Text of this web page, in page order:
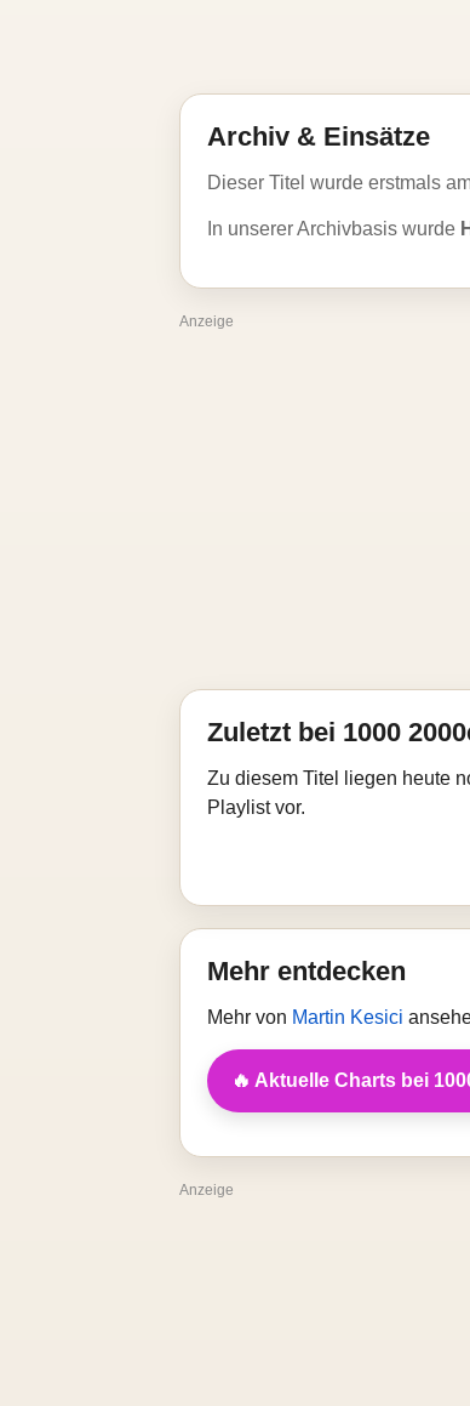
Archiv & Einsätze
Dieser Titel wurde erstmals
In unserer Archivbasis wurde
Anzeige
Zuletzt bei 1000
Zu diesem Titel liegen heute
Playlist vor.
Mehr entdecken
Mehr von Martin Kesici
🔥 Aktuelle Charts bei
Anzeige